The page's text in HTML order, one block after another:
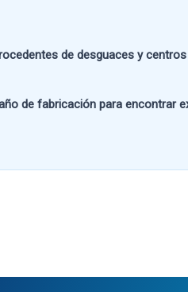
de desguaces y
de fabricación para encontrar